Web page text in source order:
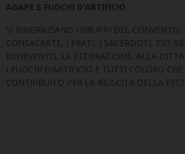
AGAPE E FUOCHI D’ARTIFICIO.
SI RINGRAZIANO I GRUPPI DEL CONVENTO,
CONSACRATE, I FRATI, I SACERDOTI, TV7
BENEVENTO, LA FEDERAZIONE, ALLA
I FUOCHI D’ARTIFICIO E TUTTI COLORO
CONTRIBUITO PER LA RIUSCITA DELLA